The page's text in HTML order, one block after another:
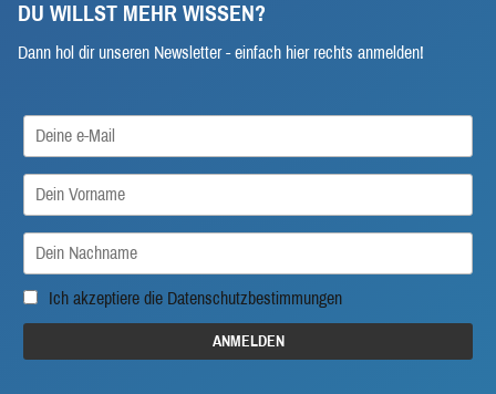
DU WILLST MEHR WISSEN?
Dann hol dir unseren Newsletter - einfach hier rechts anmelden!
Ich akzeptiere die Datenschutzbestimmungen